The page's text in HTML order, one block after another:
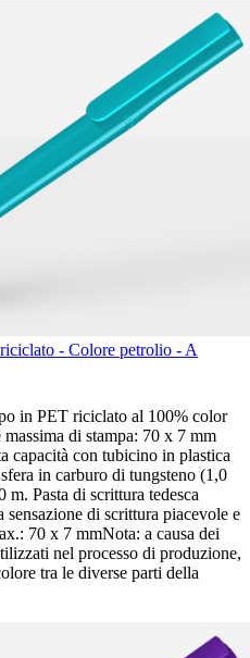
- Colore petrolio - A
in PET riciclato al 100% color
di stampa: 70 x 7 mm
capacità con tubicino in plastica
in carburo di tungsteno (1,0
Pasta di scrittura tedesca
di scrittura piacevole e
70 x 7 mmNota: a causa dei
nel processo di produzione,
tra le diverse parti della